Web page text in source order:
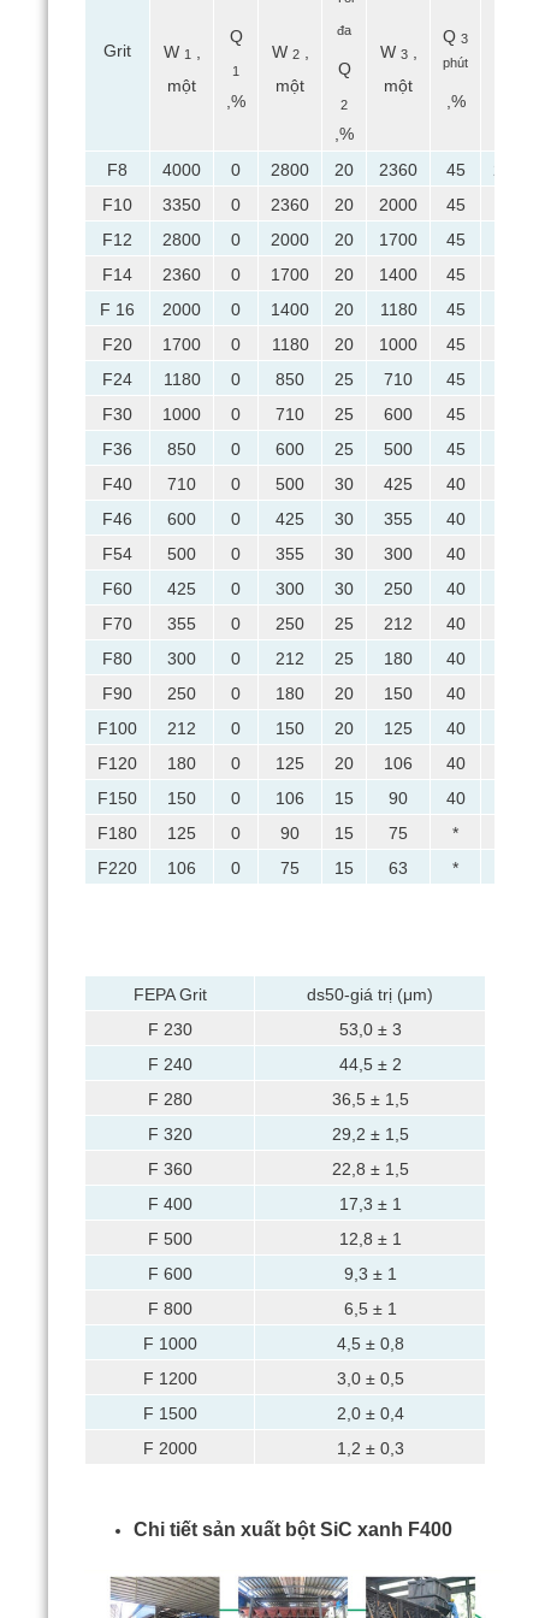
Grit W 1
một
Q
1
,%
W 2,
một
đa
Q
2
,%
W 3,
một
Q 3
phút
,%
F8 4000 0 2800 20 2360 45
F10
3350 0 2360 20 2000 45
F12
2800 0 2000 20 1700 45
F14
2360 0 1700 20 1400 45
F 16
2000 0 1400 20 1180 45
F20
1700 0 1180 20 1000 45
F24
1180 0 850 25 710 45
F30
1000 0 710 25 600 45
F36
850 0 600 25 500 45
F40
710 0 500 30 425 40
F46
600 0 425 30 355 40
F54
500 0 355 30 300 40
F60
425 0 300 30 250 40
F70
355 0 250 25 212 40
F80
300 0 212 25 180 40
F90
250 0 180 20 150 40
F100
212 0 150 20 125 40
F120
180 0 125 20 106 40
F150
150 0 106 15 90 40
F180
125 0 90 15 75 *
F220
106 0 75 15 63 *
FEPA Grit
ds50-giá trị (μm)
F 230
53,0 ± 3
F 240
44,5 ± 2
F 280
36,5 ± 1,5
F 320
29,2 ± 1,5
F 360
22,8 ± 1,5
F 400
17,3 ± 1
F 500
12,8 ± 1
F 600
9,3 ± 1
F 800
6,5 ± 1
F 1000
4,5 ± 0,8
F 1200
3,0 ± 0,5
F 1500
2,0 ± 0,4
F 2000
1,2 ± 0,3
Chi tiết sản xuất bột SiC xanh F400